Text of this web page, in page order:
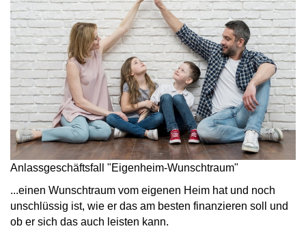
Anlassgeschäftsfall "Eigenheim-Wunschtraum"
...einen Wunschtraum vom eigenen Heim hat und noch
unschlüssig ist, wie er das am besten finanzieren soll und
ob er sich das auch leisten kann.